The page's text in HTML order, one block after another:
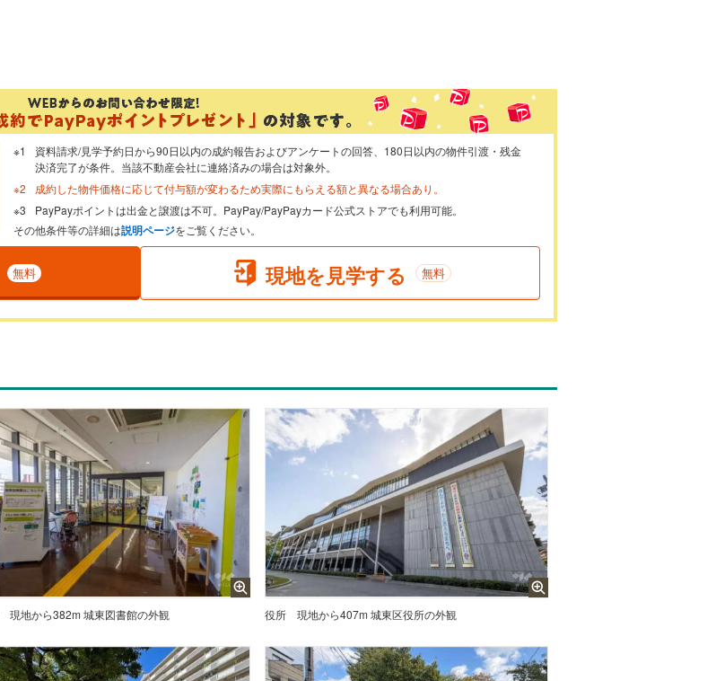
資料請求/見学予約日から90日以内の成約報告およびアンケートの回答、180日以内の物件引渡・残金
決済完了が条件。当該不動産会社に連絡済みの場合は対象外。
成約した物件価格に応じて付与額が変わるため実際にもらえる額と異なる場合あり。
PayPayポイントは出金と譲渡は不可。PayPay/PayPayカード公式ストアでも利用可能。
その他条件等の詳細は説明ページをご覧ください。
無料 現地を見学する 無料
現地から382m 城東図書館の外観 役所 現地から407m 城東区役所の外観